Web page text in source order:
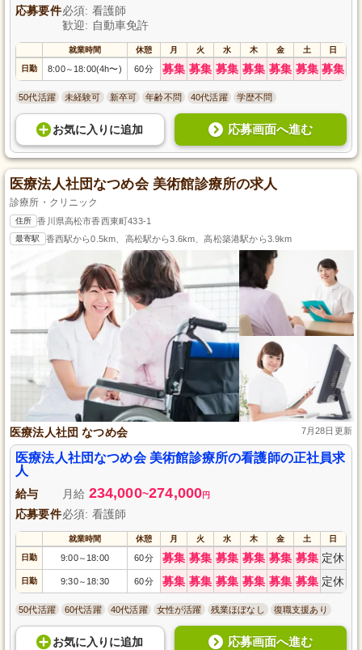
応募要件必須: 看護師
歓迎: 自動車免許
就業時間 休憩 月 火 水 木 金 土 日
日勤 8:00～ 18:00(4h〜) 60分 募集 募集 募集 募集 募集 募集 募集
50代活躍 未経験可 新卒可 年齢不問 40代活躍 学歴不問
お気に入り に追加 応募画面へ進む
医療法人社団なつめ会 美術館診療所の求人
診療所・クリニック
住所 香川県高松市香西東町433-1
最寄駅 香西駅から0.5km、高松駅から3.6km、高松築港駅から3.9km
医療法人社団 なつめ会 7月28日更新
医療法人社団なつめ会 美術館診療所の看護師の正社員求
人
給与 月給 234,000~274,000円
応募要件必須: 看護師
就業時間 休憩 月 火 水 木 金 土 日
日勤 9:00～ 18:00 60分 募集 募集 募集 募集 募集 募集 定休
日勤 9:30～ 18:30 60分 募集 募集 募集 募集 募集 募集 定休
50代活躍 60代活躍 40代活躍 女性が活躍 残業ほぼなし 復職支援あり
お気に入り に追加 応募画面へ進む